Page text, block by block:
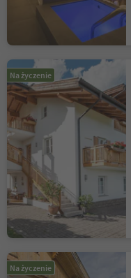
Na życzenie
Na życzenie